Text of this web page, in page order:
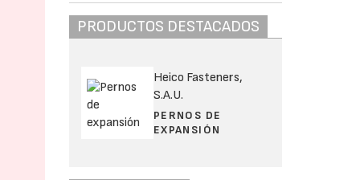
PRODUCTOS DESTACADOS
Heico Fasteners,
S.A.U.
PERNOS DE
EXPANSIÓN